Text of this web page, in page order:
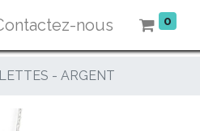
nous 0
- ARGENT